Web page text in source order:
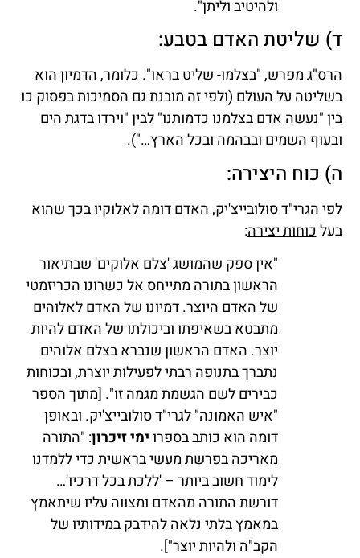
ולהיטיב וליתן".
ד) שליטת האדם בטבע:
הרס"ג מפרש, "בצלמו- שליט בראו". כלומר, הדמיון הוא
בשליטה על העולם (ולפי זה מובנת גם הסמיכות בפסוק כו
בין "נעשה אדם בצלמנו כדמותנו" לבין "וירדו בדגת הים
ובעוף השמים ובבהמה ובכל הארץ…").
ה) כוח היצירה:
לפי הגרי"ד סולובייצ'יק, האדם דומה לאלוקיו בכך שהוא
בעלכוחות יצירה:
"אין ספק שהמושג 'צלם אלוקים' שבתיאור
הראשון בתורה מתייחס אל כשרונו הכריזמטי
של האדם היוצר. דמיונו של האדם לאלוהים
מתבטא בשאיפתו וביכולתו של האדם להיות
יוצר. האדם הראשון שנברא בצלם אלוהים
נתברך בתנופה רבתי לפעילות יוצרת, ובכוחות
כבירים לשם הגשמת מגמה זו". [מתוך הספר
"איש האמונה" לגרי"ד סולובייצ'יק. ובאופן
דומה הוא כותב בספרוימי זיכרון: "התורה
מאריכה בפרשת מעשי בראשית כדי ללמדנו
לימוד חשוב ביותר – 'ללכת בכל דרכיו'…
דורשת התורה מהאדם ומצווה עליו שיתאמץ
במאמץ בלתי נלאה להידבק במידותיו של
הקב"ה ולהיות יוצר"].